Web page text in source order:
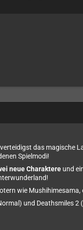
das magische
Spielmodi!
neue Charaktere und
wie
und Deathsmiles 2